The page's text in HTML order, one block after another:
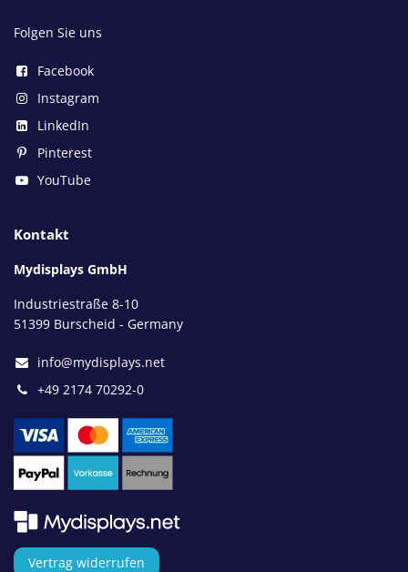
Folgen Sie uns
Facebook
Instagram
LinkedIn
Pinterest
YouTube
Kontakt
Mydisplays GmbH
Industriestraße 8-10
51399 Burscheid - Germany
info@mydisplays.net
+49 2174 70292-0
Vertrag widerrufen